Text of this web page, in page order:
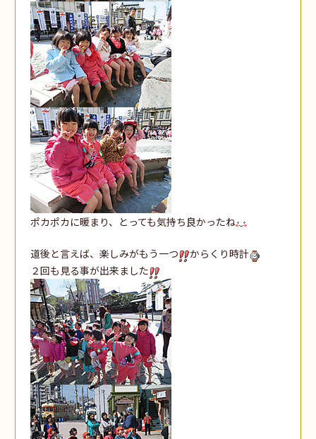
ポカポカに暖まり、とっても気持ち良かったね
道後と言えば、楽しみがもう一つ
からくり時計
２回も見る事が出来ました